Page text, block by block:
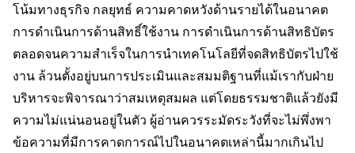
โน้มทางธุรกิจ กลยุทธ์ ความคาดหวังด้านรายได้ในอนาคต
การดำเนินการด้านสิทธิ์ใช้งาน การดำเนินการด้านสิทธิบัตร
ตลอดจนความสำเร็จในการนำเทคโนโลยีที่จดสิทธิบัตรไปใช้
งาน ล้วนตั้งอยู่บนการประเมินและสมมติฐานที่แม้เรากับฝ่าย
บริหารจะพิจารณาว่าสมเหตุสมผล แต่โดยธรรมชาติแล้วยังมี
ความไม่แน่นอนอยู่ในตัว ผู้อ่านควรระมัดระวังที่จะไม่พึ่งพา
ข้อความที่มีการคาดการณ์ไปในอนาคตเหล่านี้มากเกินไป